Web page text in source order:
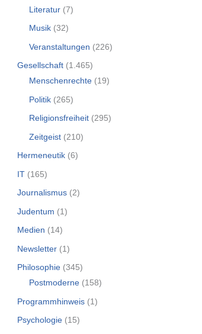
Literatur (7)
Musik (32)
Veranstaltungen (226)
Gesellschaft (1.465)
Menschenrechte (19)
Politik (265)
Religionsfreiheit (295)
Zeitgeist (210)
Hermeneutik (6)
IT (165)
Journalismus (2)
Judentum (1)
Medien (14)
Newsletter (1)
Philosophie (345)
Postmoderne (158)
Programmhinweis (1)
Psychologie (15)